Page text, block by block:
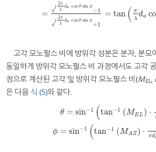
= e
j
2π
λ
da cos θ sin ϕ
−1
e
j
2π
λ
da cos θ sin ϕ
+1
= tan ( π
λ
da
고각 모노펄스 비에 방위각 성분은 분자, 분모
동일하게 방위각 모노펄스 비 과정에서도 고각
정으로 계산된 고각 및 방위각 모노펄스 비(MEL,
은 다음 식 (5)와 같다.
θ = sin−1 (tan−1 (MEL ) ⋅
ϕ = sin−1 (tan−1 (MAZ ) ⋅
πd
1 M